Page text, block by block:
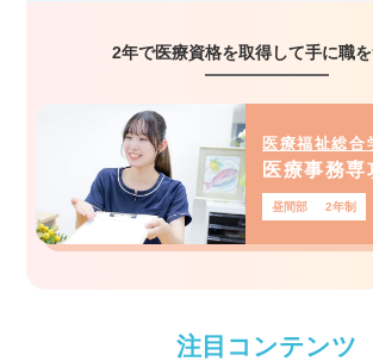
2年で医療資格を取得して手に職
医療福祉総合
医療事務専
昼間部 2年制
注目コンテンツ